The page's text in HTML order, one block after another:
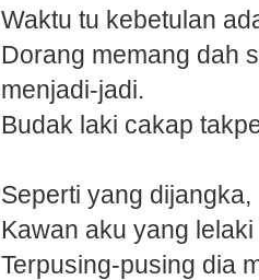
Waktu tu kebetulan
Dorang memang dah
menjadi-jadi.
Budak laki cakap
Seperti yang
Kawan aku yang
Terpusing-pusing dia